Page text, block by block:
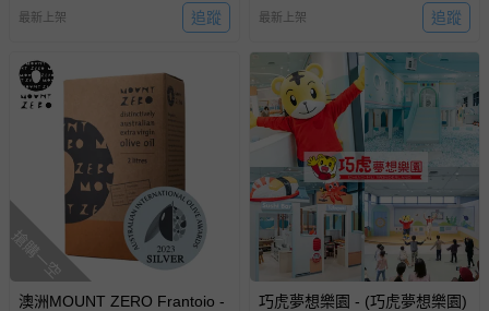
最新上架 追蹤 最新上架 追蹤
搶購一空
澳洲MOUNT ZERO Frantoio -
巧虎夢想樂園 - (巧虎夢想樂園)